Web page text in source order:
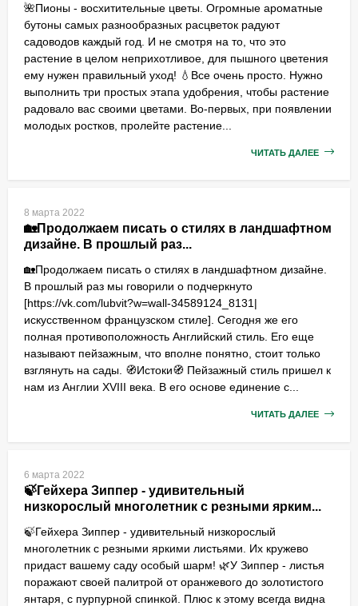
🌺Пионы - восхитительные цветы. Огромные ароматные
бутоны самых разнообразных расцветок радуют
садоводов каждый год. И не смотря на то, что это
растение в целом неприхотливое, для пышного цветения
ему нужен правильный уход! 💧Все очень просто. Нужно
выполнить три простых этапа удобрения, чтобы растение
радовало вас своими цветами. Во-первых, при появлении
молодых ростков, пролейте растение...
ЧИТАТЬ ДАЛЕЕ
8 марта 2022
🏡Продолжаем писать о стилях в ландшафтном
дизайне. В прошлый раз...
🏡Продолжаем писать о стилях в ландшафтном дизайне.
В прошлый раз мы говорили о подчеркнуто
[https://vk.com/lubvit?w=wall-34589124_8131|
искусственном французском стиле]. Сегодня же его
полная противоположность Английский стиль. Его еще
называют пейзажным, что вполне понятно, стоит только
взглянуть на сады. 🧭Истоки🧭 Пейзажный стиль пришел к
нам из Англии XVIII века. В его основе единение с...
ЧИТАТЬ ДАЛЕЕ
6 марта 2022
🍃Гейхера Зиппер - удивительный
низкорослый многолетник с резными ярким...
🍃Гейхера Зиппер - удивительный низкорослый
многолетник с резными яркими листьями. Их кружево
придаст вашему саду особый шарм! 🌿У Зиппер - листья
поражают своей палитрой от оранжевого до золотистого
янтаря, с пурпурной спинкой. Плюс к этому всегда видна